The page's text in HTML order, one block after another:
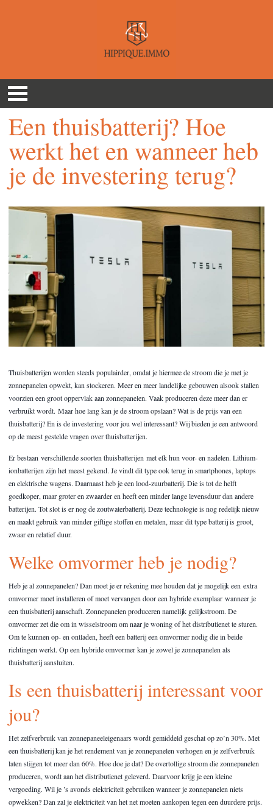
Een thuisbatterij? Hoe
werkt het en wanneer heb
je de investering terug?
Thuisbatterijen worden steeds populairder, omdat je hiermee de stroom die je met je
zonnepanelen opwekt, kan stockeren. Meer en meer landelijke gebouwen alsook stallen
voorzien een groot oppervlak aan zonnepanelen. Vaak produceren deze meer dan er
verbruikt wordt. Maar hoe lang kan je de stroom opslaan? Wat is de prijs van een
thuisbatterij? En is de investering voor jou wel interessant? Wij bieden je een antwoord
op de meest gestelde vragen over thuisbatterijen.
Er bestaan verschillende soorten thuisbatterijen met elk hun voor- en nadelen. Lithium-
ionbatterijen zijn het meest gekend. Je vindt dit type ook terug in smartphones, laptops
en elektrische wagens. Daarnaast heb je een lood-zuurbatterij. Die is tot de helft
goedkoper, maar groter en zwaarder en heeft een minder lange levensduur dan andere
batterijen. Tot slot is er nog de zoutwaterbatterij. Deze technologie is nog redelijk nieuw
en maakt gebruik van minder giftige stoffen en metalen, maar dit type batterij is groot,
zwaar en relatief duur.
Welke omvormer heb je nodig?
Heb je al zonnepanelen? Dan moet je er rekening mee houden dat je mogelijk een extra
omvormer moet installeren of moet vervangen door een hybride exemplaar wanneer je
een thuisbatterij aanschaft. Zonnepanelen produceren namelijk gelijkstroom. De
omvormer zet die om in wisselstroom om naar je woning of het distributienet te sturen.
Om te kunnen op- en ontladen, heeft een batterij een omvormer nodig die in beide
richtingen werkt. Op een hybride omvormer kan je zowel je zonnepanelen als
thuisbatterij aansluiten.
Is een thuisbatterij interessant voor
jou?
Het zelfverbruik van zonnepaneeleigenaars wordt gemiddeld geschat op zo’n 30%. Met
een thuisbatterij kan je het rendement van je zonnepanelen verhogen en je zelfverbruik
laten stijgen tot meer dan 60%. Hoe doe je dat? De overtollige stroom die zonnepanelen
produceren, wordt aan het distributienet geleverd. Daarvoor krijg je een kleine
vergoeding. Wil je ’s avonds elektriciteit gebruiken wanneer je zonnepanelen niets
opwekken? Dan zal je elektriciteit van het net moeten aankopen tegen een duurdere prijs.